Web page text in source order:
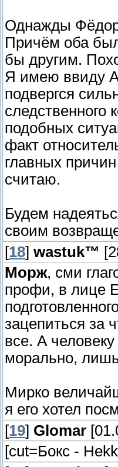
Однажды
Причём оба
бы другим.
Я имею ввиду
подвергся
следственного
подобных
факт
главных
считаю.
Будем
своим
[18] wastuk™
Морж, сми
профи, в лице
зацепиться за
все. А
морально,
Мирко
я его хотел
[19] Glomar
[cut=Бокс -